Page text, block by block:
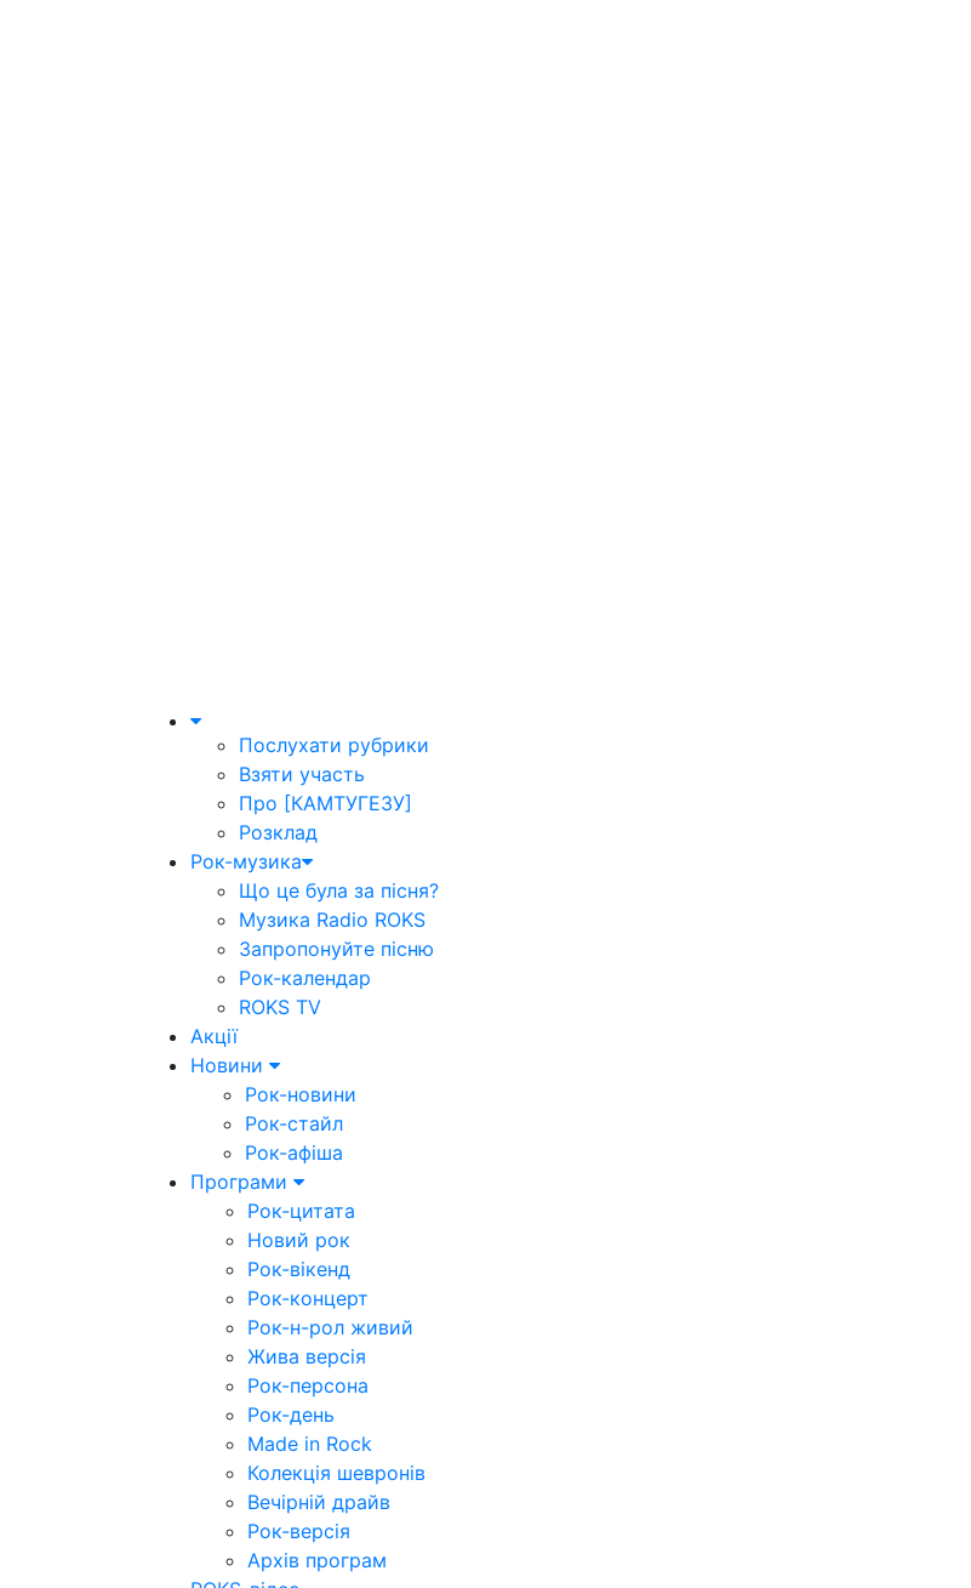
Послухати рубрики
Взяти участь
Про [КАМТУГЕЗУ]
Розклад
Рок-музика
Що це була за пісня?
Музика Radio ROKS
Запропонуйте пісню
Рок-календар
ROKS TV
Акції
Новини
Рок-новини
Рок-стайл
Рок-афіша
Програми
Рок-цитата
Новий рок
Рок-вікенд
Рок-концерт
Рок-н-рол живий
Жива версія
Рок-персона
Рок-день
Made in Rock
Колекція шевронів
Вечірній драйв
Рок-версія
Архів програм